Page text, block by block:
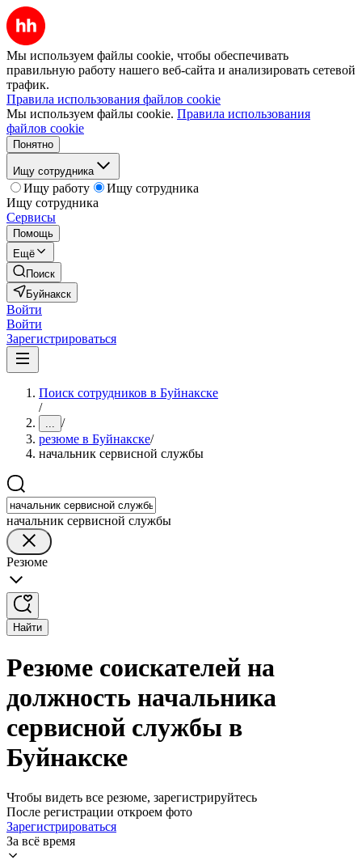
Мы используем файлы cookie, чтобы обеспечивать
правильную работу нашего веб-сайта и анализировать сетевой
трафик.
Правила использования файлов cookie
Мы используем файлы cookie. Правила использования
файлов cookie
Понятно
Ищу сотрудника
Ищу работу
Ищу сотрудника
Ищу сотрудника
Сервисы
Помощь
Ещё
Поиск
Буйнакск
Войти
Войти
Зарегистрироваться
Поиск сотрудников в Буйнакске
/
... /
резюме в Буйнакске/
начальник сервисной службы
начальник сервисной службы
Резюме
Найти
Резюме соискателей на
должность начальника
сервисной службы в
Буйнакске
Чтобы видеть все резюме, зарегистрируйтесь
После регистрации откроем фото
Зарегистрироваться
За всё время